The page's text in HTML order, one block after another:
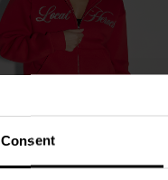
Consent